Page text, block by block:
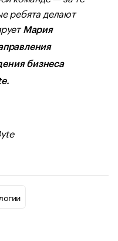
ребята делают
Мария
бизнеса